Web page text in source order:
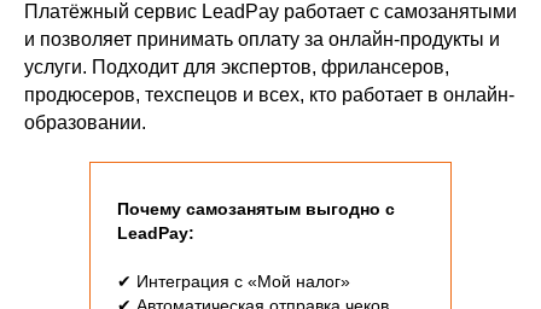
Платёжный сервис LeadPay работает с самозанятыми
и позволяет принимать оплату за онлайн-продукты и
услуги. Подходит для экспертов, фрилансеров,
продюсеров, техспецов и всех, кто работает в онлайн-
образовании.
Почему самозанятым выгодно с
LeadPay:
✔ Интеграция с «Мой налог»
В LeadPay выплаты происходят
автоматически на следующий рабочий
день после оплаты. Не нужно
запрашивать вывод вручную или
ждать несколько дней. Деньги
поступают на счёт физического лица,